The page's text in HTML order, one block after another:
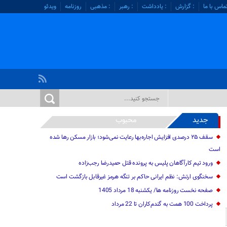
با ما : گزارش : یادداشت : رهبر : مذهبی روزنامه ویدئو
جدید محبوب
سقف ۲۵ درصدی افزایش اجاره‌بها رعایت نمی‌شود؛ بازار مسکن رها شده
است
ورود تیم کارآگاهان پلیس به پرونده قتل حمیدرضا رجب‌زاده
سخنگوی ارتش: نظم ایرانی حاکم بر تنگه هرمز غیرقابل بازگشت است
صفحه نخست روزنامه ها/ یکشنبه 18 مرداد 1405
پرداخت 100 همت به گندم‌کاران تا 22 مرداد